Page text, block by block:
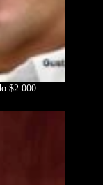
$2.000